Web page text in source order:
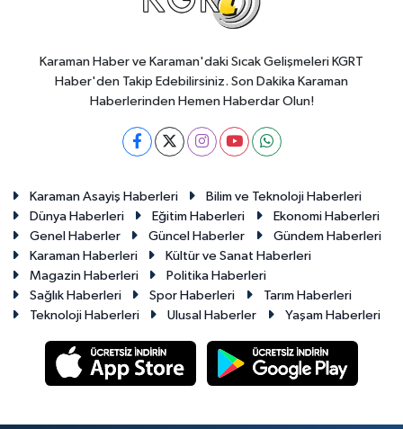
Karaman Haber ve Karaman'daki Sıcak Gelişmeleri KGRT
Haber'den Takip Edebilirsiniz. Son Dakika Karaman
Haberlerinden Hemen Haberdar Olun!
Karaman Asayiş Haberleri
Bilim ve Teknoloji Haberleri
Dünya Haberleri
Eğitim Haberleri
Ekonomi Haberleri
Genel Haberler
Güncel Haberler
Gündem Haberleri
Karaman Haberleri
Kültür ve Sanat Haberleri
Magazin Haberleri
Politika Haberleri
Sağlık Haberleri
Spor Haberleri
Tarım Haberleri
Teknoloji Haberleri
Ulusal Haberler Yaşam Haberleri